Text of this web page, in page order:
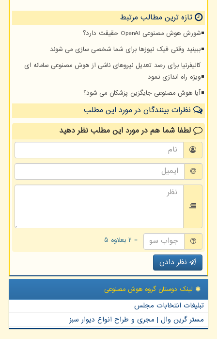
تازه ترین مطالب مرتبط
شورش هوش مصنوعی OpenAI حقیقت دارد؟
ببینید وقتی فیک نیوزها برای شما شخصی سازی می شوند
کالیفرنیا برای رصد تعدیل نیروهای ناشی از هوش مصنوعی سامانه ای
ویژه راه اندازی نمود
آیا هوش مصنوعی جایگزین پزشکان می شود؟
نظرات بینندگان در مورد این مطلب
لطفا شما همدر مورد این مطلبنظر دهید
= ۲ بعلاوه ۵
نظر دادن
لینک دوستان گروه هوش مصنوعی
تبلیغات انتخابات مجلس
مستر گرین وال | مجری و طراح انواع دیوار سبز